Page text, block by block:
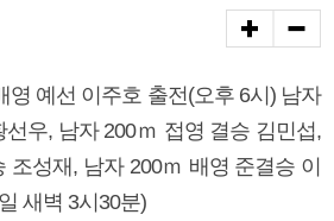
예선 이주호 출전(오후 6시) 남자
우, 남자 200ｍ 접영 결승 김민섭,
조성재, 남자 200ｍ 배영 준결승 이
새벽 3시30분)